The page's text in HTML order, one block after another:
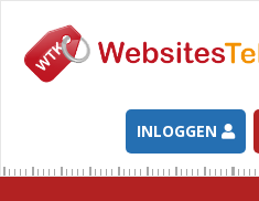
INLOGGEN